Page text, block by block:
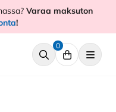
Varaa maksuton
!
0